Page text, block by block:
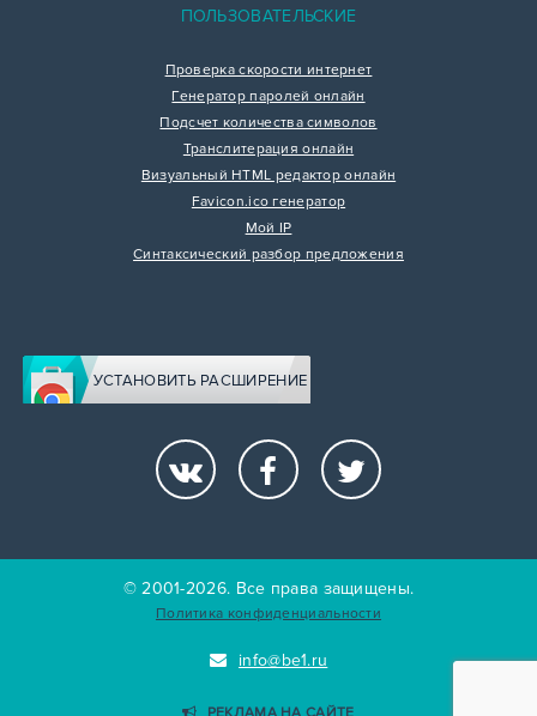
ПОЛЬЗОВАТЕЛЬСКИЕ
Проверка скорости интернет
Генератор паролей онлайн
Подсчет количества символов
Транслитерация онлайн
Визуальный HTML редактор онлайн
Favicon.ico генератор
Мой IP
Синтаксический разбор предложения
УСТАНОВИТЬ РАСШИРЕНИЕ
© 2001-2026. Все права защищены.
Политика конфиденциальности
info@be1.ru